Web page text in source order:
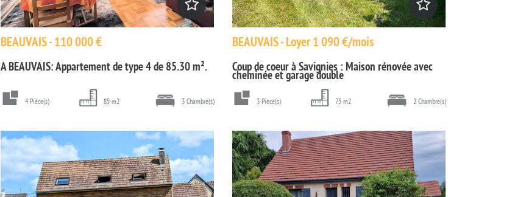
BEAUVAIS - 110 000 €
A BEAUVAIS: Appartement de type 4 de 85.30 m².
4 Pièce(s) 85 m2 3 Chambre(s)
BEAUVAIS - Loyer 1 090 €/mois
Coup de coeur à Savignies : Maison rénovée avec
cheminée et garage double
3 Pièce(s) 75 m2 2 Chambre(s)